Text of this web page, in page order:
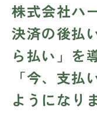
株式会社ハ
決済の後払
ら払い」
「今、支払
ようになり